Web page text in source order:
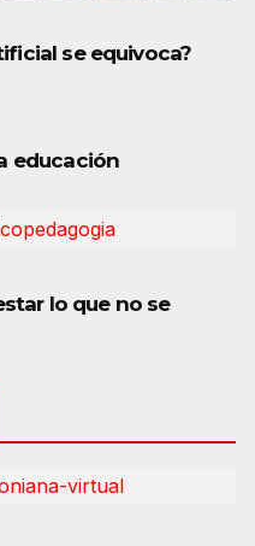
se equivoca?
educación
lo que no se